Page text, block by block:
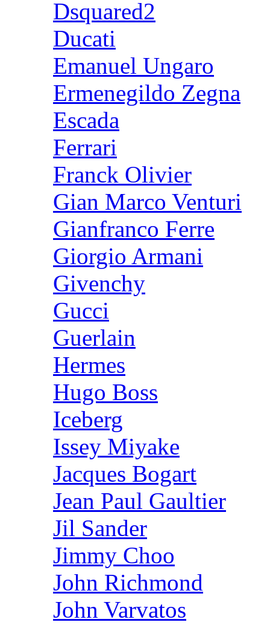
Dsquared2
Ducati
Emanuel Ungaro
Ermenegildo Zegna
Escada
Ferrari
Franck Olivier
Gian Marco Venturi
Gianfranco Ferre
Giorgio Armani
Givenchy
Gucci
Guerlain
Hermes
Hugo Boss
Iceberg
Issey Miyake
Jacques Bogart
Jean Paul Gaultier
Jil Sander
Jimmy Choo
John Richmond
John Varvatos